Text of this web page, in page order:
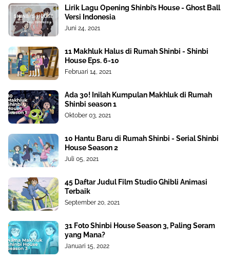
Lirik Lagu Opening Shinbi’s House - Ghost Ball
Versi Indonesia
Juni 24, 2021
11 Makhluk Halus di Rumah Shinbi - Shinbi
House Eps. 6-10
Februari 14, 2021
Ada 30! Inilah Kumpulan Makhluk di Rumah
Shinbi season 1
Oktober 03, 2021
10 Hantu Baru di Rumah Shinbi - Serial Shinbi
House Season 2
Juli 05, 2021
45 Daftar Judul Film Studio Ghibli Animasi
Terbaik
September 20, 2021
31 Foto Shinbi House Season 3, Paling Seram
yang Mana?
Januari 15, 2022